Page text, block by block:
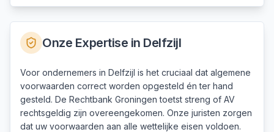
Onze Expertise in Delfzijl
Voor ondernemers in Delfzijl is het cruciaal dat algemene
voorwaarden correct worden opgesteld én ter hand
gesteld. De Rechtbank Groningen toetst streng of AV
rechtsgeldig zijn overeengekomen. Onze juristen zorgen
dat uw voorwaarden aan alle wettelijke eisen voldoen.